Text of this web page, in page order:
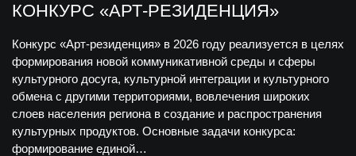
КОНКУРС «АРТ-РЕЗИДЕНЦИЯ»
Конкурс «Арт-резиденция» в 2026 году реализуется в целях
формирования новой коммуникативной среды и сферы
культурного досуга, культурной интеграции и культурного
обмена с другими территориями, вовлечения широких
слоев населения региона в создание и распространения
культурных продуктов. Основные задачи конкурса:
формирование единой…